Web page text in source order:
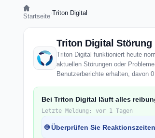
Startseite Triton Digital
Triton Digital Störung
Triton Digital funktioniert heute
aktuellen Störungen oder
Benutzerberichte erhalten, davon
Bei Triton Digital läuft alles
Letzte Meldung: vor 1 Tagen
🌐 Überprüfen Sie